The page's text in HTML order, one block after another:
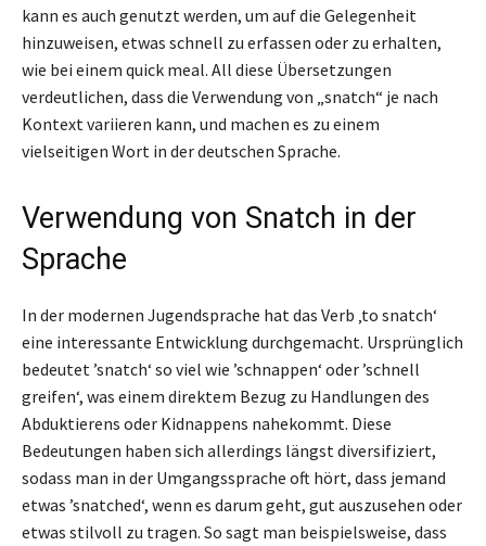
kann es auch genutzt werden, um auf die Gelegenheit
hinzuweisen, etwas schnell zu erfassen oder zu erhalten,
wie bei einem quick meal. All diese Übersetzungen
verdeutlichen, dass die Verwendung von „snatch“ je nach
Kontext variieren kann, und machen es zu einem
vielseitigen Wort in der deutschen Sprache.
Verwendung von Snatch in der
Sprache
In der modernen Jugendsprache hat das Verb ‚to snatch‘
eine interessante Entwicklung durchgemacht. Ursprünglich
bedeutet ’snatch‘ so viel wie ’schnappen‘ oder ’schnell
greifen‘, was einem direktem Bezug zu Handlungen des
Abduktierens oder Kidnappens nahekommt. Diese
Bedeutungen haben sich allerdings längst diversifiziert,
sodass man in der Umgangssprache oft hört, dass jemand
etwas ’snatched‘, wenn es darum geht, gut auszusehen oder
etwas stilvoll zu tragen. So sagt man beispielsweise, dass